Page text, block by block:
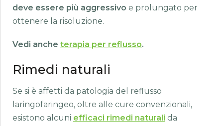
deve essere più aggressivo e prolungato per
ottenere la risoluzione.
Vedi anche terapia per reflusso.
Rimedi naturali
Se si è affetti da patologia del reflusso
laringofaringeo, oltre alle cure convenzionali,
esistono alcuni efficaci rimedi naturali da